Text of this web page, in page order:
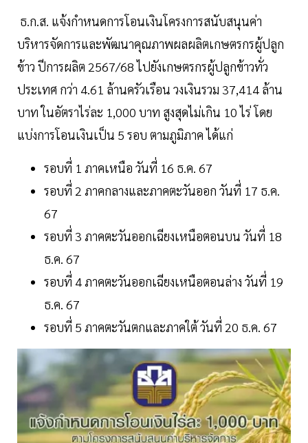
ธ.ก.ส. แจ้งกำหนดการโอนเงินโครงการสนับสนุนค่า
บริหารจัดการและพัฒนาคุณภาพผลผลิตเกษตรกรผู้ปลูก
ข้าว ปีการผลิต 2567/68 ไปยังเกษตรกรผู้ปลูกข้าวทั่ว
ประเทศ กว่า 4.61 ล้านครัวเรือน วงเงินรวม 37,414 ล้าน
บาท ในอัตราไร่ละ 1,000 บาท สูงสุดไม่เกิน 10 ไร่ โดย
แบ่งการโอนเงินเป็น 5 รอบ ตามภูมิภาค ได้แก่
รอบที่ 1 ภาคเหนือ วันที่ 16 ธ.ค. 67
รอบที่ 2 ภาคกลางและภาคตะวันออก วันที่ 17 ธ.ค.
67
รอบที่ 3 ภาคตะวันออกเฉียงเหนือตอนบน วันที่ 18
ธ.ค. 67
รอบที่ 4 ภาคตะวันออกเฉียงเหนือตอนล่าง วันที่ 19
ธ.ค. 67
รอบที่ 5 ภาคตะวันตกและภาคใต้ วันที่ 20 ธ.ค. 67